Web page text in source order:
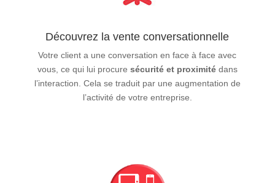
Découvrez la vente conversationnelle
Votre client a une conversation en face à face avec
vous, ce qui lui procure sécurité et proximitédans
l’interaction. Cela se traduit par une augmentation de
l’activité de votre entreprise.